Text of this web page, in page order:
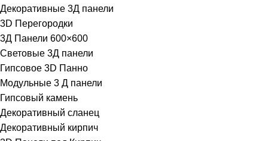
Декоративные 3Д панели
3D Перегородки
3Д Панели 600×600
Световые 3Д панели
Гипсовое 3D Панно
Модульные 3 Д панели
Гипсовый камень
Декоративный сланец
Декоративный кирпич